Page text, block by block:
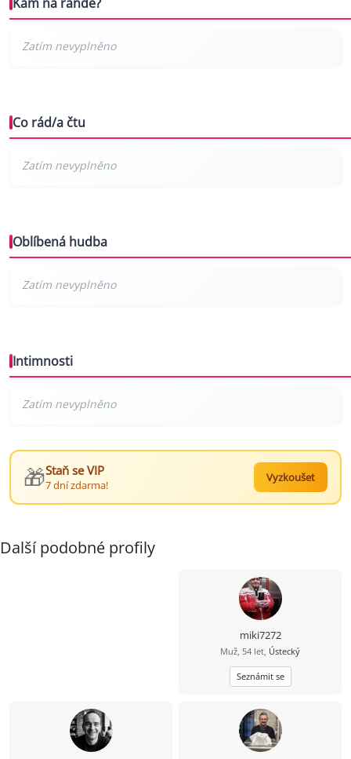
Co rád/a čtu
Oblíbená hudba
Intimnosti
🎁Staň se VIP
7 dní zdarma!
Vyzkoušet
Další podobné profily
miki7272
Muž, 54 let, Ústecký
Seznámit se